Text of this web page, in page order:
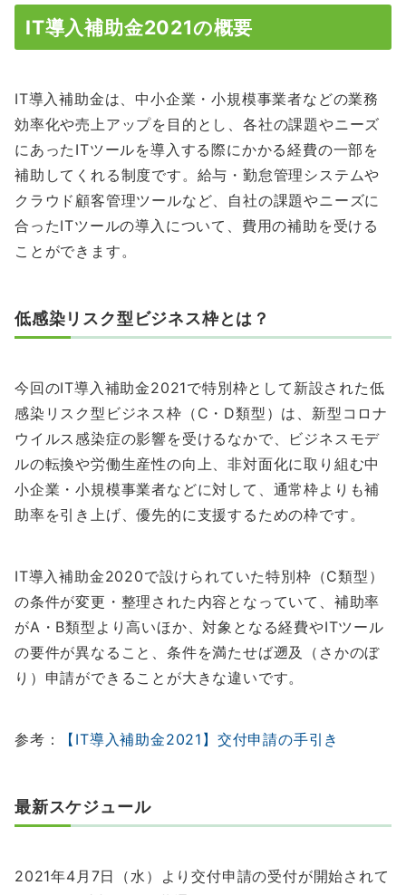
IT導入補助金2021の概要
IT導入補助金は、中小企業・小規模事業者などの業務
効率化や売上アップを目的とし、各社の課題やニーズ
にあったITツールを導入する際にかかる経費の一部を
補助してくれる制度です。給与・勤怠管理システムや
クラウド顧客管理ツールなど、自社の課題やニーズに
合ったITツールの導入について、費用の補助を受ける
ことができます。
低感染リスク型ビジネス枠とは？
今回のIT導入補助金2021で特別枠として新設された低
感染リスク型ビジネス枠（C・D類型）は、新型コロナ
ウイルス感染症の影響を受けるなかで、ビジネスモデ
ルの転換や労働生産性の向上、非対面化に取り組む中
小企業・小規模事業者などに対して、通常枠よりも補
助率を引き上げ、優先的に支援するための枠です。
IT導入補助金2020で設けられていた特別枠（C類型）
の条件が変更・整理された内容となっていて、補助率
がA・B類型より高いほか、対象となる経費やITツール
の要件が異なること、条件を満たせば遡及（さかのぼ
り）申請ができることが大きな違いです。
参考： 【IT導入補助金2021】交付申請の手引き
最新スケジュール
2021年4月7日（水）より交付申請の受付が開始されて